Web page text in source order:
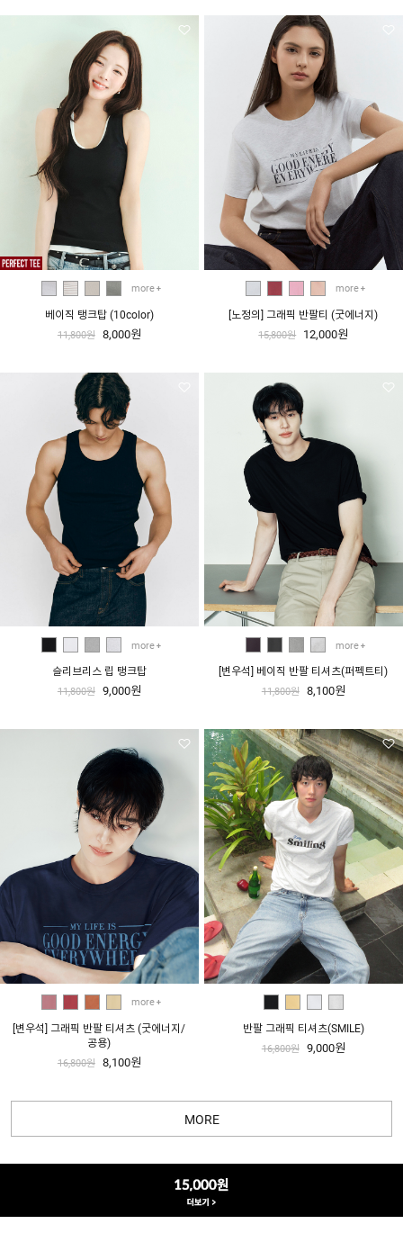
more
베이직 탱크탑 (10color)
11,800원 8,000원
more
[노정의] 그래픽 반팔티 (굿에너지)
15,800원 12,000원
more
슬리브리스 립 탱크탑
11,800원 9,000원
more
[변우석] 베이직 반팔 티셔츠(퍼펙트티)
11,800원 8,100원
more
[변우석] 그래픽 반팔 티셔츠 (굿에너지/
공용)
16,800원 8,100원
반팔 그래픽 티셔츠(SMILE)
16,800원 9,000원
MORE